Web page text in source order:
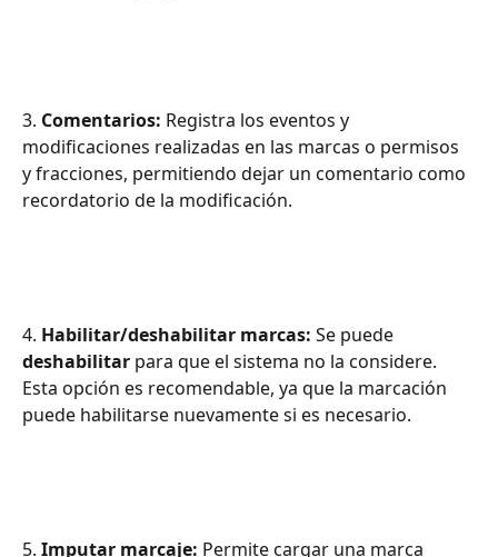
3. Comentarios: Registra los eventos y
modificaciones realizadas en las marcas o permisos
y fracciones, permitiendo dejar un comentario como
recordatorio de la modificación.
4. Habilitar/deshabilitar marcas: Se puede
deshabilitar para que el sistema no la considere.
Esta opción es recomendable, ya que la marcación
puede habilitarse nuevamente si es necesario.
5. Imputar marcaje: Permite cargar una marca